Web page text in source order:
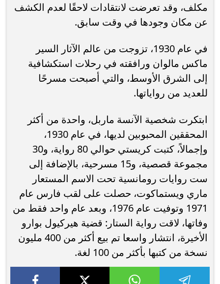
مكلف، وقد تعرضت لانتقادات لاحقًا لعدم الكشف
عن مكان وجودها في وقت سابق.
في عام 1930، تزوجت من عالم الآثار السير
ماكس مالوان ورافقته في رحلات استكشافية
إلى الشرق الأوسط، والتي أصبحت مسرحًا
للعديد من رواياتها.
ابتكرت شخصية الآنسة ماربل، واحدة من أكثر
المحققين المحبوبين لديها، في عام 1930،
وإجمالاً، كتبت كريستي حوالي 80 رواية، و30
مجموعة قصصية، و15 مسرحية، بالإضافة إلى
ست روايات رومانسية تحت الاسم المستعار
ماري ويستماكوت، حصلت على لقب فارس عام
1971 وتوفيت عام 1976، وبعد عام واحد فقط من
وفاتها، لاقت رواية الستار: قضية هيركيول بوارو
الأخيرة، انتشار واسعا تم بيع أكثر من 400 مليون
نسخة من كتبها بأكثر من 100 لغة.